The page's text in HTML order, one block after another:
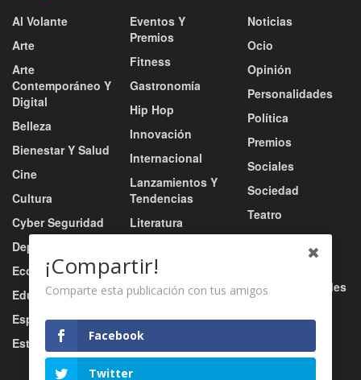
Al Volante
Arte
Arte
Contemporáneo Y
Digital
Belleza
Bienestar Y Salud
Cine
Cultura
Cyber Seguridad
Deportes
Economía
Educación
Esports
Estilo De Vida
Eventos Y
Premios
Fitness
Gastronomía
Hip Hop
Innovación
Internacional
Lanzamientos Y
Tendencias
Literatura
Música
Música Urbana
Nacional
Negocio
Noticias
Ocio
Opinión
Personalidades
Política
Premios
Sociales
Sociedad
Teatro
Tecnología
Tv / Radio / Redes
¡Compartir!
Comparte esta publicación con tus amigos
Facebook
Twitter